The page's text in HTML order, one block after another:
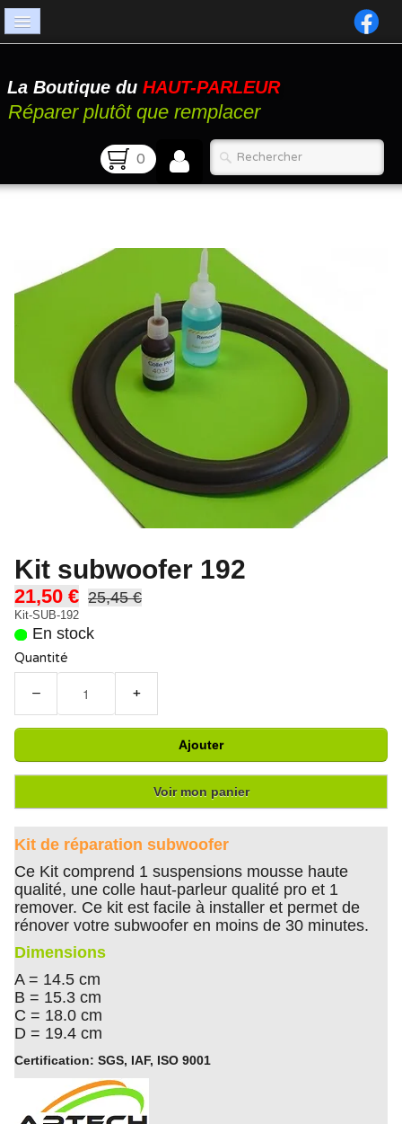
Catalogue
Atelier
La Boutique du HAUT-PARLEUR
Réparer plutôt que remplacer
0
Kit subwoofer 192
21,50 € 25,45 €
Kit-SUB-192
En stock
Quantité
− +
Ajouter
Voir mon panier
Kit de réparation subwoofer
Ce Kit comprend 1 suspensions mousse haute
qualité, une colle haut-parleur qualité pro et 1
remover. Ce kit est facile à installer et permet de
rénover votre subwoofer en moins de 30 minutes.
Dimensions
A = 14.5 cm
B = 15.3 cm
C = 18.0 cm
D = 19.4 cm
Certification: SGS, IAF, ISO 9001